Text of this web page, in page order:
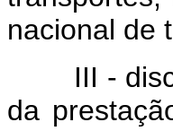
nacional de
III -
da